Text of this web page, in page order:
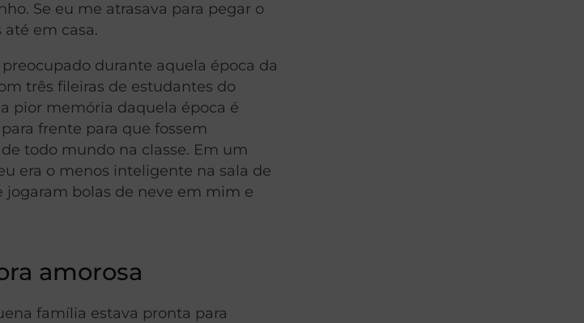
Se eu me atrasava para pegar o
em casa.
durante aquela época da
três fileiras de estudantes do
pior memória daquela época é
frente para que fossem
todo mundo na classe. Em um
era o menos inteligente na sala de
jogaram bolas de neve em mim e
amorosa
família estava pronta para